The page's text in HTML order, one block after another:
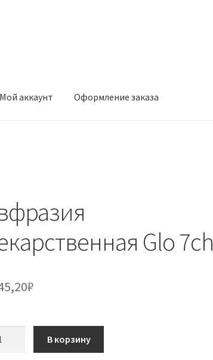
Мой аккаунт Оформление заказа
заказа
Glo 7ch
₽
В корзину